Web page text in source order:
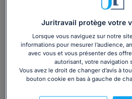
Recevoir des devis
3 devis en 48h
Juritravail protège votre
Lorsque vous naviguez sur notre
informations pour mesurer l’audience,
avec vous et vous présenter des
autorisant, votre navigation
Vous avez le droit de changer d’avis à
bouton cookie en bas à gauche de